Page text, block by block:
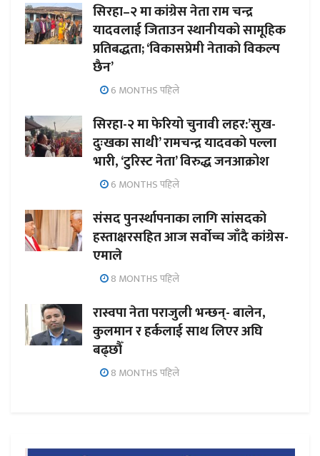
सिरहा–२ मा कांग्रेस नेता राम चन्द्र
यादवलाई जिताउन स्थानीयको सामूहिक
प्रतिबद्धता; ‘विकासप्रेमी नेताको विकल्प
छैन’
6 MONTHS पहिले
सिरहा-२ मा फेरियो चुनावी लहर:’सुख-
दुःखका साथी’ रामचन्द्र यादवको पल्ला
भारी, ‘टुरिस्ट नेता’ विरुद्ध जनआक्रोश
6 MONTHS पहिले
संसद पुनर्स्थापनाका लागि सांसदको
हस्ताक्षरसहित आज सर्वोच्च जाँदै कांग्रेस-
एमाले
8 MONTHS पहिले
रास्वपा नेता पराजुली भन्छन्- बालेन,
कुलमान र हर्कलाई साथ लिएर अघि
बढ्छौँ
8 MONTHS पहिले